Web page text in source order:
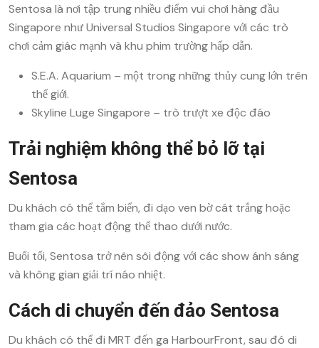
Sentosa là nơi tập trung nhiều điểm vui chơi hàng đầu
Singapore như Universal Studios Singapore với các trò
chơi cảm giác mạnh và khu phim trường hấp dẫn.
S.E.A. Aquarium – một trong những thủy cung lớn trên
thế giới.
Skyline Luge Singapore – trò trượt xe độc đáo
Trải nghiệm không thể bỏ lỡ tại
Sentosa
Du khách có thể tắm biển, đi dạo ven bờ cát trắng hoặc
tham gia các hoạt động thể thao dưới nước.
Buổi tối, Sentosa trở nên sôi động với các show ánh sáng
và không gian giải trí náo nhiệt.
Cách di chuyển đến đảo Sentosa
Du khách có thể đi MRT đến ga HarbourFront, sau đó di